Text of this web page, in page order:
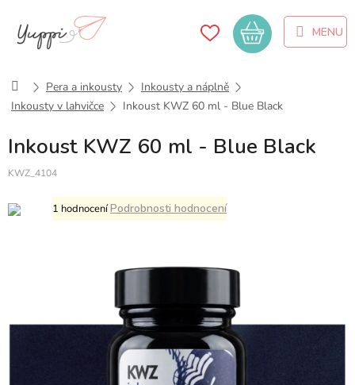
obsah
Nákupní
košík
DomůPera a inkousty
Inkousty a náplně
Inkousty v lahvičce
Inkoust KWZ 60 ml - Blue Black
Inkoust KWZ 60 ml - Blue Black
KWZ_4104
Průměrné
hodnocení
1 hodnoceníPodrobnosti hodnocení